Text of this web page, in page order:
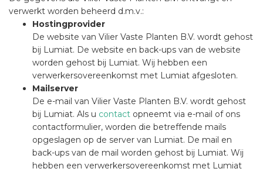
verwerkt worden beheerd d.m.v.:
Hostingprovider
De website van Vilier Vaste Planten B.V. wordt gehost
bij Lumiat. De website en back-ups van de website
worden gehost bij Lumiat. Wij hebben een
verwerkersovereenkomst met Lumiat afgesloten.
Mailserver
De e-mail van Vilier Vaste Planten B.V. wordt gehost
bij Lumiat. Als u contact opneemt via e-mail of ons
contactformulier, worden die betreffende mails
opgeslagen op de server van Lumiat. De mail en
back-ups van de mail worden gehost bij Lumiat. Wij
hebben een verwerkersovereenkomst met Lumiat